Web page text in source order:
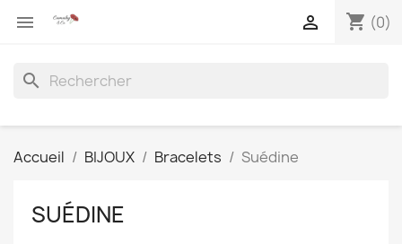
 shopping_cart (0)

search
Accueil BIJOUX Bracelets Suédine
SUÉDINE